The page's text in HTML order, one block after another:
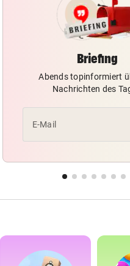
Briefing
Abends topinformiert
Nachrichten des
E-Mail